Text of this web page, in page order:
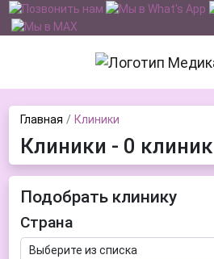
Главная Клиники
Клиники - 0 клиник
Подобрать клинику
Страна